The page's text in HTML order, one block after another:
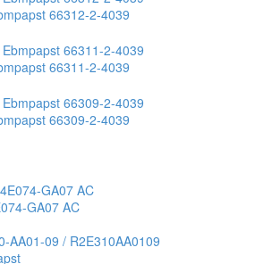
66312-2-4039
66311-2-4039
66309-2-4039
GA07 AC